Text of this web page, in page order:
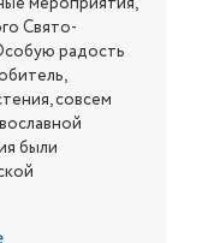
Свято-
радость
совсем
были